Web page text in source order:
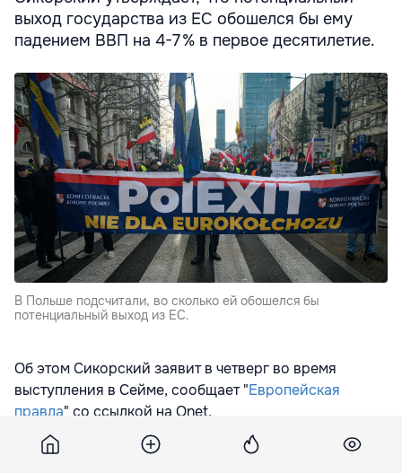
выход государства из ЕС обошелся бы ему
падением ВВП на 4-7 % в первое десятилетие.
В Польше подсчитали, во сколько ей обошелся бы
потенциальный выход из ЕС.
Об этом Сикорский заявит в четверг во время
выступления в Сейме, сообщает "Европейская
правда" со ссылкой на Onet.
Сикорский приведет предварительные расчеты